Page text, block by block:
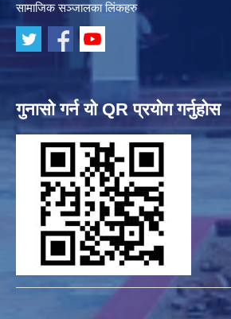
सामाजिक सञ्जालका लिंकहरु
गुनासो गर्न यो QR प्रयोग गर्नुहोस